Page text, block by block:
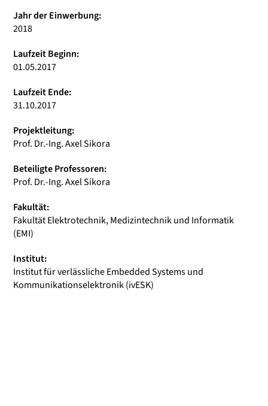
Jahr der Einwerbung:
2018
Laufzeit Beginn:
01.05.2017
Laufzeit Ende:
31.10.2017
Projektleitung:
Prof. Dr.-Ing. Axel Sikora
Beteiligte Professoren:
Prof. Dr.-Ing. Axel Sikora
Fakultät:
Fakultät Elektrotechnik, Medizintechnik und Informatik
(EMI)
Institut:
Institut für verlässliche Embedded Systems und
Kommunikationselektronik (ivESK)